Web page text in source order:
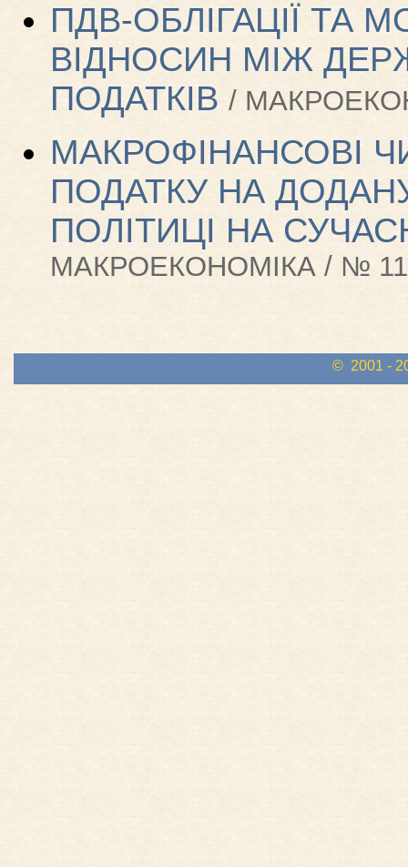
ПДВ-ОБЛІГАЦІЇ ТА
ВІДНОСИН МІЖ
ПОДАТКІВ /
МАКРОФІНАНСОВІ
ПОДАТКУ НА
ПОЛІТИЦІ НА
МАКРОЕКОНОМІКА / №
© 2001 -